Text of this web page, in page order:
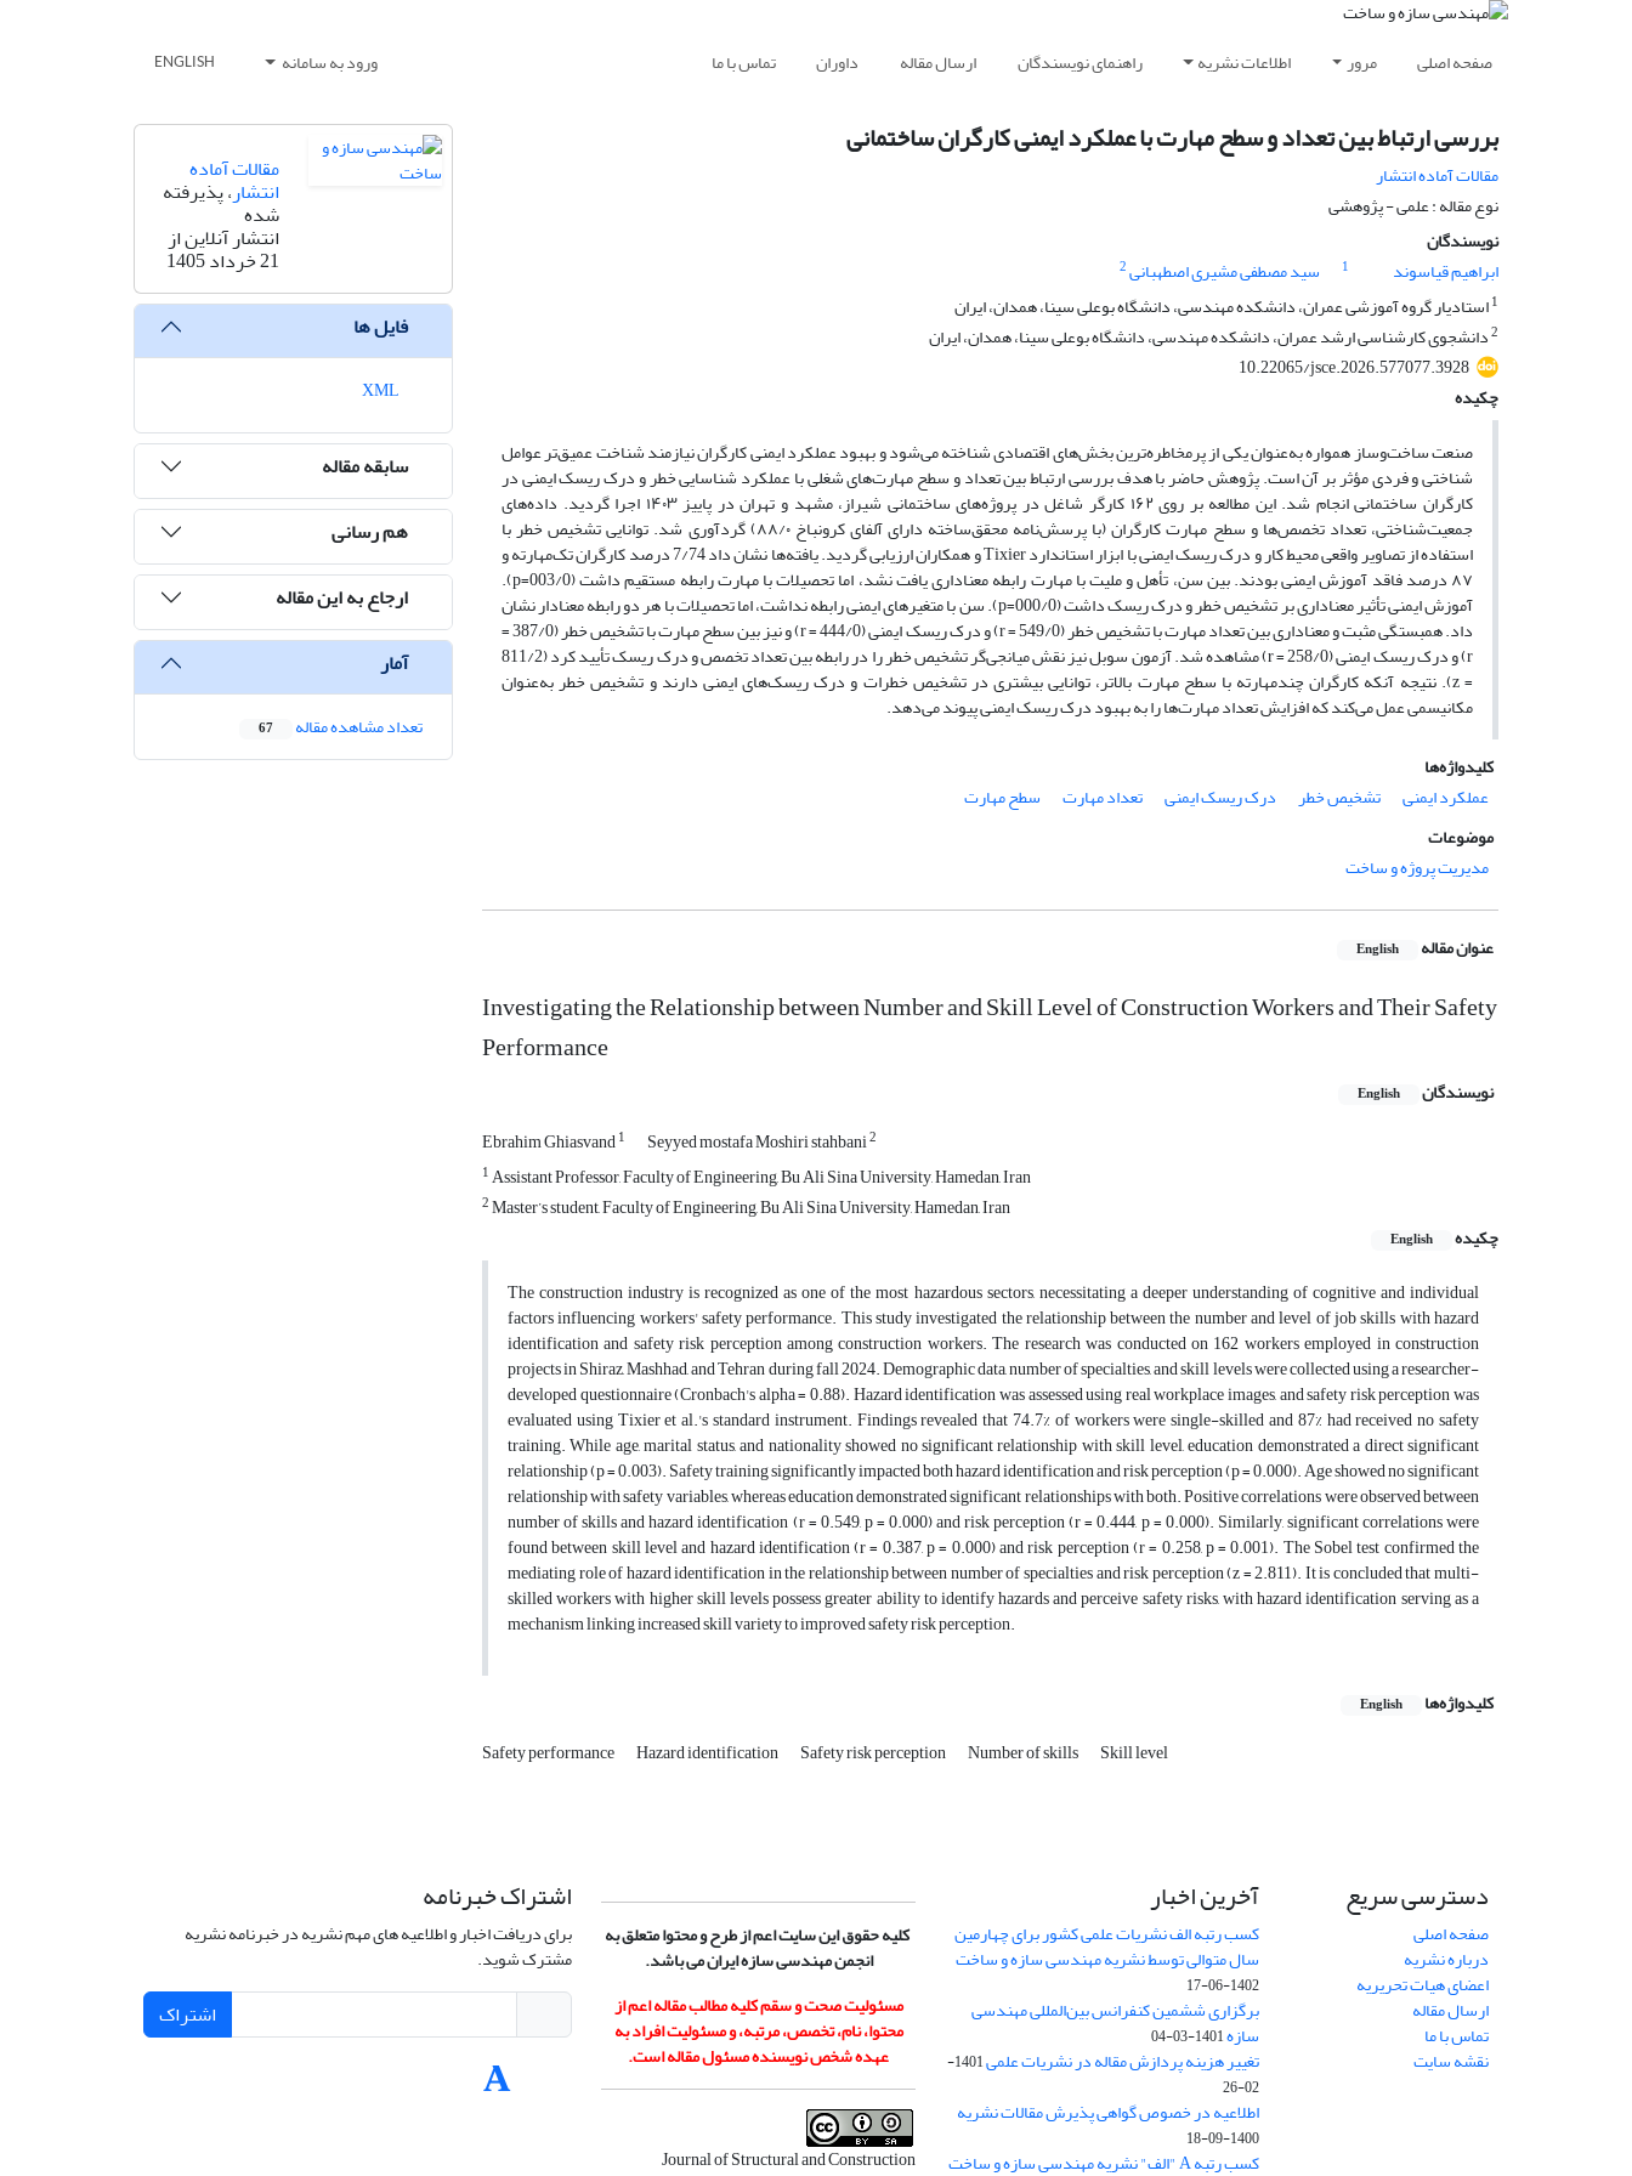
صفحه اصلی مرور اطلاعات نشریه راهنمای نویسندگان ارسال مقاله داوران تماس با ما ورود به سامانه ENGLISH
بررسی ارتباط بین تعداد و سطح مهارت با عملکرد ایمنی کارگران ساختمانی
مقالات آماده انتشار
نوع مقاله : علمی - پژوهشی
نویسندگان
ابراهیم قیاسوند
1 سید مصطفی مشیری اصطهبانی2
1استادیار گروه آموزشی عمران، دانشکده مهندسی، دانشگاه بوعلی سینا، همدان، ایران
2دانشجوی کارشناسی ارشد عمران، دانشکده مهندسی، دانشگاه بوعلی سینا، همدان، ایران
10.22065/jsce.2026.577077.3928
چکیده
صنعت ساخت‌وساز همواره به‌عنوان یکی از پرمخاطره‌ترین بخش‌های اقتصادی شناخته می‌شود و بهبود عملکرد ایمنی کارگران نیازمند شناخت عمیق‌تر عوامل
شناختی و فردی مؤثر بر آن است. پژوهش حاضر با هدف بررسی ارتباط بین تعداد و سطح مهارت‌های شغلی با عملکرد شناسایی خطر و درک ریسک ایمنی در
کارگران ساختمانی انجام شد. این مطالعه بر روی ۱۶۲ کارگر شاغل در پروژه‌های ساختمانی شیراز، مشهد و تهران در پاییز ۱۴۰۳ اجرا گردید. داده‌های
جمعیت‌شناختی، تعداد تخصص‌ها و سطح مهارت کارگران (با پرسش‌نامه محقق‌ساخته دارای آلفای کرونباخ ۸۸/۰) گردآوری شد. توانایی تشخیص خطر با
استفاده از تصاویر واقعی محیط کار و درک ریسک ایمنی با ابزار استاندارد Tixier و همکاران ارزیابی گردید. یافته‌ها نشان داد 7/74 درصد کارگران تک‌مهارته و
۸۷ درصد فاقد آموزش ایمنی بودند. بین سن، تأهل و ملیت با مهارت رابطه معناداری یافت نشد، اما تحصیلات با مهارت رابطه مستقیم داشت (003/0=p).
آموزش ایمنی تأثیر معناداری بر تشخیص خطر و درک ریسک داشت (000/0=p). سن با متغیرهای ایمنی رابطه نداشت، اما تحصیلات با هر دو رابطه معنادار نشان
داد. همبستگی مثبت و معناداری بین تعداد مهارت با تشخیص خطر (549/0 = r) و درک ریسک ایمنی (444/0 = r) و نیز بین سطح مهارت با تشخیص خطر (387/0 =
r) و درک ریسک ایمنی (258/0 = r) مشاهده شد. آزمون سوبل نیز نقش میانجی‌گر تشخیص خطر را در رابطه بین تعداد تخصص و درک ریسک تأیید کرد (811/2
= z). نتیجه آنکه کارگران چندمهارته با سطح مهارت بالاتر، توانایی بیشتری در تشخیص خطرات و درک ریسک‌های ایمنی دارند و تشخیص خطر به‌عنوان
مکانیسمی عمل می‌کند که افزایش تعداد مهارت‌ها را به بهبود درک ریسک ایمنی پیوند می‌دهد.
کلیدواژه‌ها
عملکرد ایمنی
تشخیص خطر درک ریسک ایمنی تعداد مهارت
سطح مهارت
موضوعات
مدیریت پروژه و ساخت
عنوان مقاله English
Investigating the Relationship between Number and Skill Level of Construction Workers and Their Safety
Performance
نویسندگان English
Ebrahim Ghiasvand1 Seyyed mostafa Moshiri stahbani2
1Assistant Professor, Faculty of Engineering, Bu Ali Sina University, Hamedan, Iran
2Master’s student, Faculty of Engineering, Bu Ali Sina University, Hamedan, Iran
چکیده
English
The construction industry is recognized as one of the most hazardous sectors, necessitating a deeper understanding of cognitive and individual
factors influencing workers' safety performance. This study investigated the relationship between the number and level of job skills with hazard
identification and safety risk perception among construction workers. The research was conducted on 162 workers employed in construction
projects in Shiraz, Mashhad, and Tehran during fall 2024. Demographic data, number of specialties, and skill levels were collected using a researcher-
developed questionnaire (Cronbach's alpha = 0.88). Hazard identification was assessed using real workplace images, and safety risk perception was
evaluated using Tixier et al.'s standard instrument. Findings revealed that 74.7% of workers were single-skilled and 87% had received no safety
training. While age, marital status, and nationality showed no significant relationship with skill level, education demonstrated a direct significant
relationship (p = 0.003). Safety training significantly impacted both hazard identification and risk perception (p = 0.000). Age showed no significant
relationship with safety variables, whereas education demonstrated significant relationships with both. Positive correlations were observed between
number of skills and hazard identification (r = 0.549, p = 0.000) and risk perception (r = 0.444, p = 0.000). Similarly, significant correlations were
found between skill level and hazard identification (r = 0.387, p = 0.000) and risk perception (r = 0.258, p = 0.001). The Sobel test confirmed the
mediating role of hazard identification in the relationship between number of specialties and risk perception (z = 2.811). It is concluded that multi-
skilled workers with higher skill levels possess greater ability to identify hazards and perceive safety risks, with hazard identification serving as a
mechanism linking increased skill variety to improved safety risk perception.
کلیدواژه‌ها English
Safety performance Hazard identification Safety risk perception Number of skills Skill level
مقالات آماده
انتشار، پذیرفته
شده
انتشار آنلاین از
21 خرداد 1405
فایل ها
سابقه مقاله
هم رسانی
ارجاع به این مقاله
آمار
تعداد مشاهده مقاله 67
دسترسی سریع
صفحه اصلی
درباره نشریه
اعضای هیات تحریریه
ارسال مقاله
تماس با ما
نقشه سایت
آخرین اخبار
کسب رتبه الف نشریات علمی کشور برای چهارمین
سال متوالی توسط نشریه مهندسی سازه و ساخت
1402-06-17
برگزاری ششمین کنفرانس بین‌المللی مهندسی
سازه1401-03-04
تغییر هزینه پردازش مقاله در نشریات علمی
1401-
02-26
اطلاعیه در خصوص گواهی پذیرش مقالات نشریه
1400-09-18
کسب رتبه A "الف" نشریه مهندسی سازه و ساخت
کلیه حقوق این سایت اعم از طرح و محتوا متعلق به
انجمن مهندسی سازه ایران می باشد.
مسئولیت صحت و سقم کلیه مطالب مقاله اعم از
محتوا، نام، تخصص، مرتبه، و مسئولیت افراد به
عهده شخص نویسنده مسئول مقاله است.
Journal of Structural and Construction
اشتراک خبرنامه
برای دریافت اخبار و اطلاعیه های مهم نشریه در خبرنامه نشریه
مشترک شوید.
اشتراک